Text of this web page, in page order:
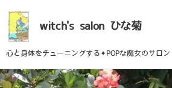
witch's salon ひな菊
心と身体をチューニングする✦POPな魔女のサロン